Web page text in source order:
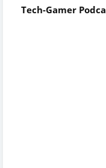
Tech-Gamer